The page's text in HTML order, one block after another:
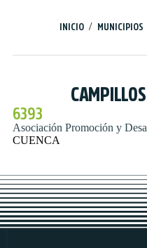
INICIO / MUNICIPIOS
6393
Asociación Promoción y
CUENCA